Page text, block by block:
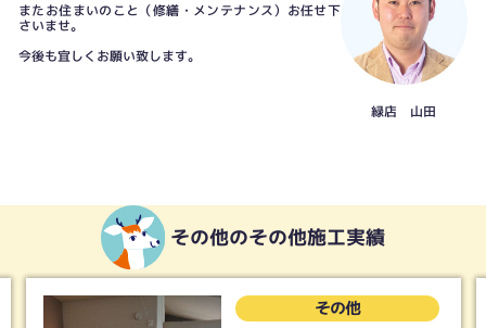
またお住まいのこと（修繕・メンテナンス）お任せ下
さいませ。
今後も宜しくお願い致します。
緑店 山田
その他のその他施工実績
その他